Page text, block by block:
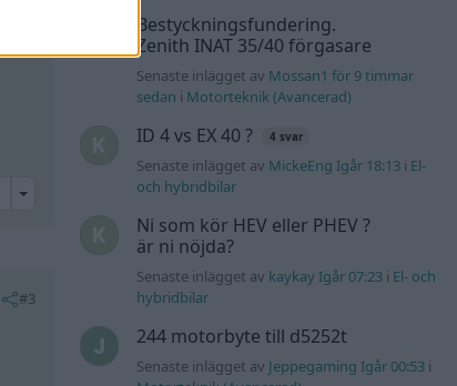
All reactions
#3
Bestyckningsfundering.
Zenith INAT 35/40 förgasare
Senaste inlägget av Mossan1 för 9 timmar
sedan i Motorteknik (Avancerad)
ID 4 vs EX 40 ? 4 svar
Senaste inlägget av MickeEng Igår 18:13 i El-
och hybridbilar
Ni som kör HEV eller PHEV ?
är ni nöjda?
Senaste inlägget av kaykay Igår 07:23 i El- och
hybridbilar
244 motorbyte till d5252t
Senaste inlägget av Jeppegaming Igår 00:53 i